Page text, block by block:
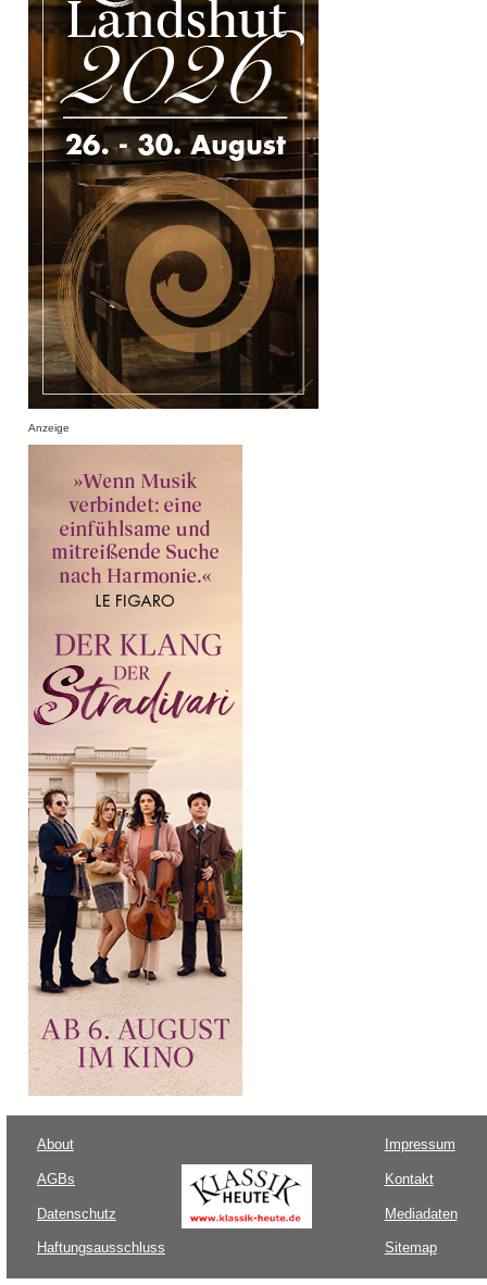
Anzeige
About
AGBs
Datenschutz
Haftungsausschluss
Impressum
Kontakt
Mediadaten
Sitemap